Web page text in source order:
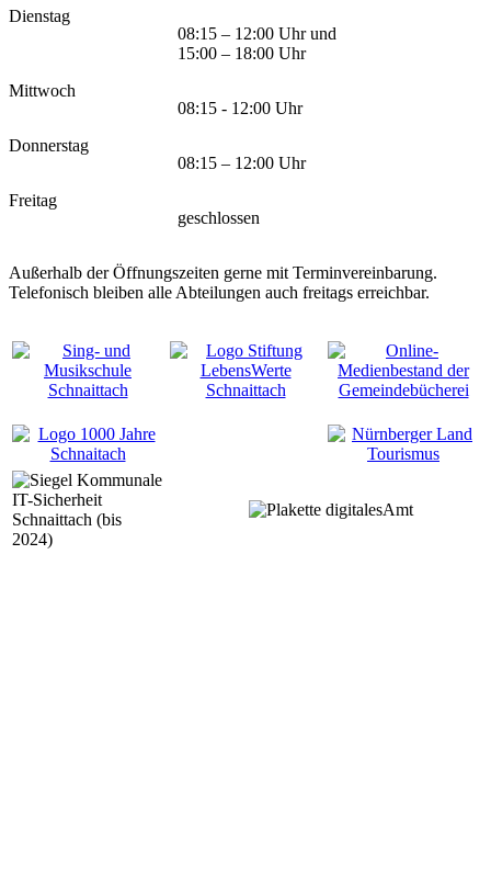
Dienstag
08:15 – 12:00 Uhr und
15:00 – 18:00 Uhr
Mittwoch
08:15 - 12:00 Uhr
Donnerstag
08:15 – 12:00 Uhr
Freitag
geschlossen
Außerhalb der Öffnungszeiten gerne mit Terminvereinbarung.
Telefonisch bleiben alle Abteilungen auch freitags erreichbar.